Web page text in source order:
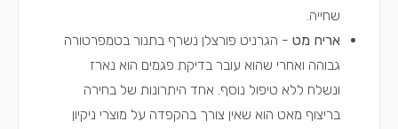
שחייה.
אריח מט - הגרניט פורצלן נשרף בתנור בטמפרטורה
גבוהה ואחרי שהוא עובר בדיקת פגמים הוא נארז
ונשלח ללא טיפול נוסף. אחד היתרונות של בחירה
בריצוף מאט הוא שאין צורך בהקפדה על מוצרי ניקיון